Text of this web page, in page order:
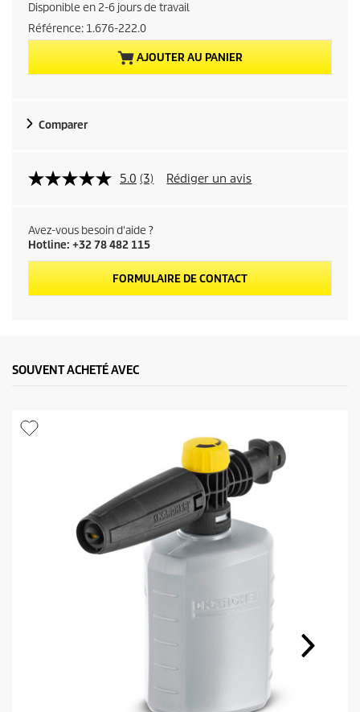
u
e
d
p
r
o
d
t
Disponible en 2-6 jours de travail
Référence: 1.676-222.0
AJOUTER AU PANIER
Comparer
5.0 (3) Rédiger un avis
Avez-vous besoin d'aide ?
Hotline: +32 78 482 115
FORMULAIRE DE CONTACT
SOUVENT ACHETÉ AVEC